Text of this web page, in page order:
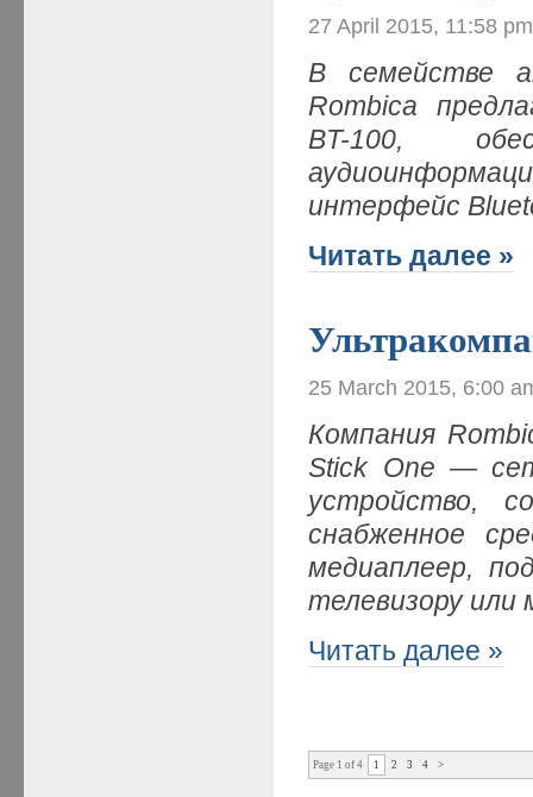
27 April 2015, 11:58 pm
В семействе
Rombica
BT-100,
интерфейс
Читать далее »
25 March 2015, 6:00
Компания
Stick One —
устройство,
снабженное
медиаплеер,
телевизору или
Читать далее »
Page 1 of 4 1 2 3 4 >